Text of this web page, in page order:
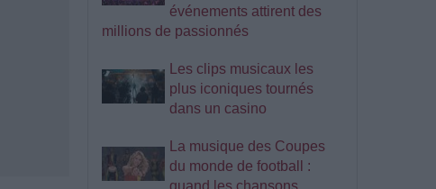
événements attirent des
millions de passionnés
Les clips musicaux les
plus iconiques tournés
dans un casino
La musique des Coupes
du monde de football :
quand les chansons